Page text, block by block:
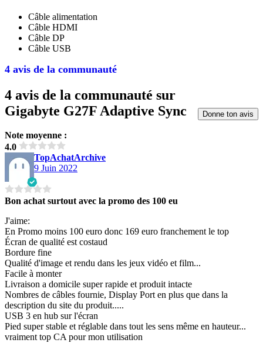
4 avis de la communauté
Câble alimentation
Câble HDMI
Câble DP
Câble USB
4 avis de la communauté sur
Gigabyte G27F Adaptive Sync
Note moyenne :
4.0
Donne ton avis
TopAchatArchive
9 Juin 2022
Bon achat surtout avec la promo des 100 eu
J'aime:
En Promo moins 100 euro donc 169 euro franchement le top
Écran de qualité est costaud
Bordure fine
Qualité d'image et rendu dans les jeux vidéo et film...
Facile à monter
Livraison a domicile super rapide et produit intacte
Nombres de câbles fournie, Display Port en plus que dans la
description du site du produit.....
USB 3 en hub sur l'écran
Pied super stable et réglable dans tout les sens même en hauteur...
vraiment top CA pour mon utilisation